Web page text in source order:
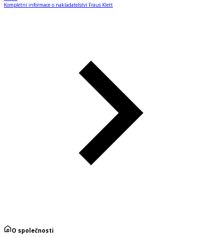
Kompletní informace o nakladatelství Fraus Klett
O společnosti